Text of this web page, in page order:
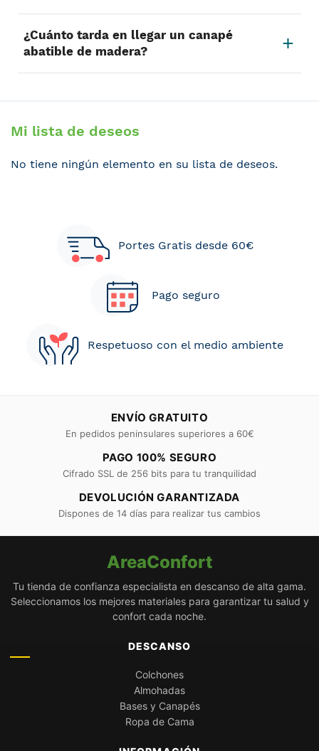
¿Cuánto tarda en llegar un canapé
abatible de madera?
Mi lista de deseos
No tiene ningún elemento en su lista de deseos.
Portes Gratis desde 60€
Pago seguro
Respetuoso con el medio ambiente
ENVÍO GRATUITO
En pedidos peninsulares superiores a 60€
PAGO 100% SEGURO
Cifrado SSL de 256 bits para tu tranquilidad
DEVOLUCIÓN GARANTIZADA
Dispones de 14 días para realizar tus cambios
AreaConfort
Tu tienda de confianza especialista en descanso de alta gama.
Seleccionamos los mejores materiales para garantizar tu salud y
confort cada noche.
DESCANSO
Colchones
Almohadas
Bases y Canapés
Ropa de Cama